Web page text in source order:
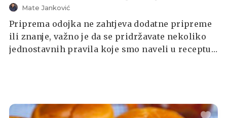
Mate Janković
Priprema odojka ne zahtjeva dodatne pripreme
ili znanje, važno je da se pridržavate nekoliko
jednostavnih pravila koje smo naveli u receptu.